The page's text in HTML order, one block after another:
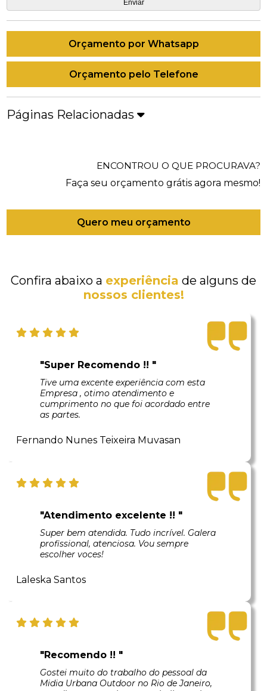
Orçamento por Whatsapp
Orçamento pelo Telefone
Páginas Relacionadas
ENCONTROU O QUE PROCURAVA?
Faça seu orçamento grátis agora mesmo!
Quero meu orçamento
Confira abaixo a experiência de alguns de
nossos clientes!
"Super Recomendo !! "
Tive uma excente experiência com esta
Empresa , otimo atendimento e
cumprimento no que foi acordado entre
as partes.
Fernando Nunes Teixeira Muvasan
"Atendimento excelente !! "
Super bem atendida. Tudo incrível. Galera
profissional, atenciosa. Vou sempre
escolher voces!
Laleska Santos
"Recomendo !! "
Gostei muito do trabalho do pessoal da
Midia Urbana Outdoor no Rio de Janeiro,